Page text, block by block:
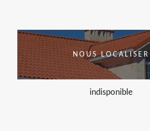
NOUS LOCALISER
indisponible